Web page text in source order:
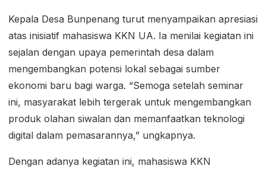
Kepala Desa Bunpenang turut menyampaikan apresiasi
atas inisiatif mahasiswa KKN UA. Ia menilai kegiatan ini
sejalan dengan upaya pemerintah desa dalam
mengembangkan potensi lokal sebagai sumber
ekonomi baru bagi warga. “Semoga setelah seminar
ini, masyarakat lebih tergerak untuk mengembangkan
produk olahan siwalan dan memanfaatkan teknologi
digital dalam pemasarannya,” ungkapnya.
Dengan adanya kegiatan ini, mahasiswa KKN